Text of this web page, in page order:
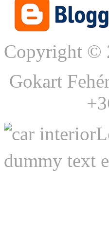
Copyright ©
Gokart
dummy text